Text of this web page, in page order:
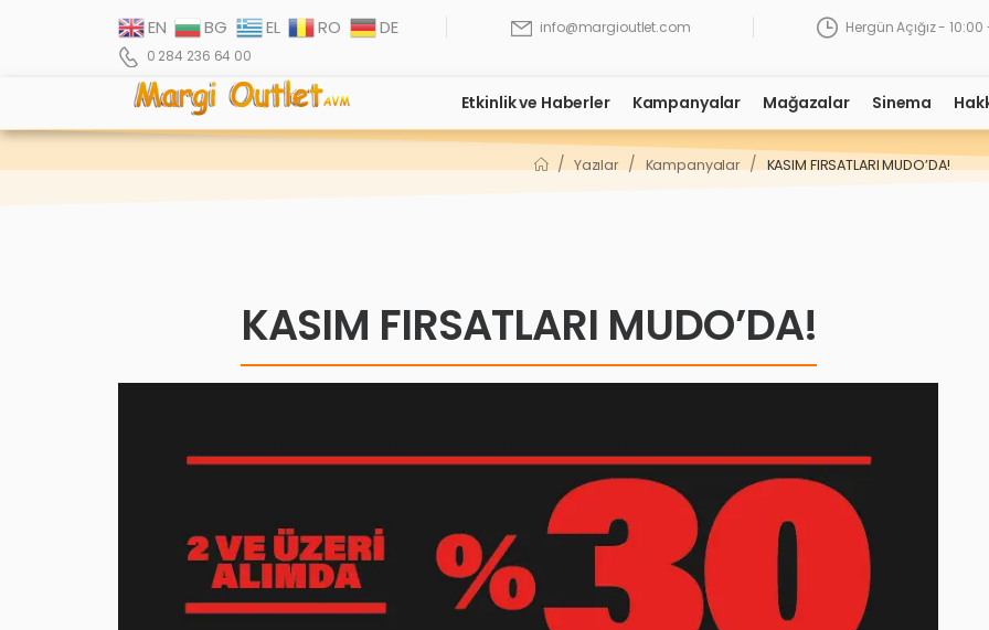
EN BG EL RO DE info@margioutlet.com
Hergün Açığız -
0 284 236 64 00
Etkinlik ve Haberler Kampanyalar Mağazalar Sinema
/ Yazılar / Kampanyalar / KASIM FIRSATLARI MUDO’DA!
KASIM FIRSATLARI MUDO’DA!